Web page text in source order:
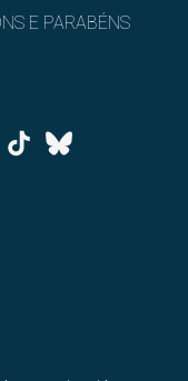
E PARABÉNS
Tiktok
Bluesky